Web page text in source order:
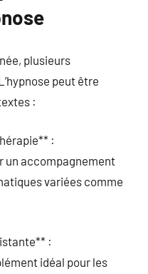
plusieurs
peut être
:
:
un accompagnement
variées comme
:
idéal pour les